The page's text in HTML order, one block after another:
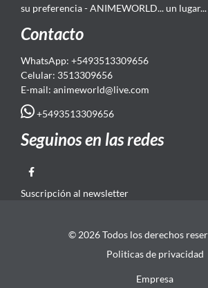
su preferencia - ANIMEWORLD... un
Contacto
WhatsApp: +5493513309656
Celular: 3513309656
E-mail: animeworld@live.com
+5493513309656
Seguinos en las redes
Suscripción al newsletter
© 2026 Todos los derechos
Politicas de privacidad
Empresa